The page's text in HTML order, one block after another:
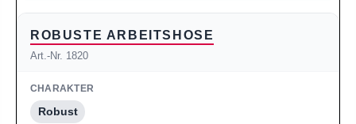
ROBUSTE ARBEITSHOSE
Art.-Nr. 1820
Robust